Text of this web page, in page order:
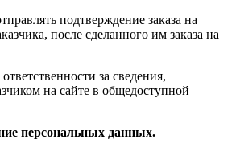
подтверждение заказа на
после сделанного им заказа на
за сведения,
на сайте в общедоступной
персональных данных.